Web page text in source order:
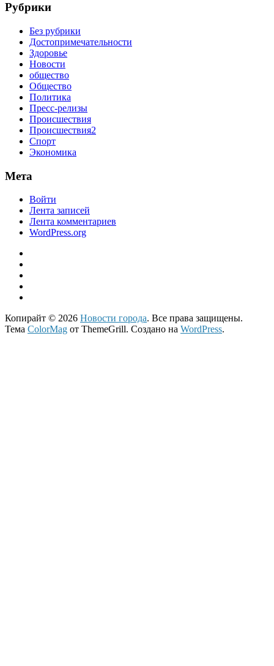
Рубрики
Без рубрики
Достопримечательности
Здоровье
Новости
общество
Общество
Политика
Пресс-релизы
Происшествия
Происшествия2
Спорт
Экономика
Мета
Войти
Лента записей
Лента комментариев
WordPress.org
Копирайт © 2026 Новости города. Все права защищены.
Тема ColorMag от ThemeGrill. Создано на WordPress.